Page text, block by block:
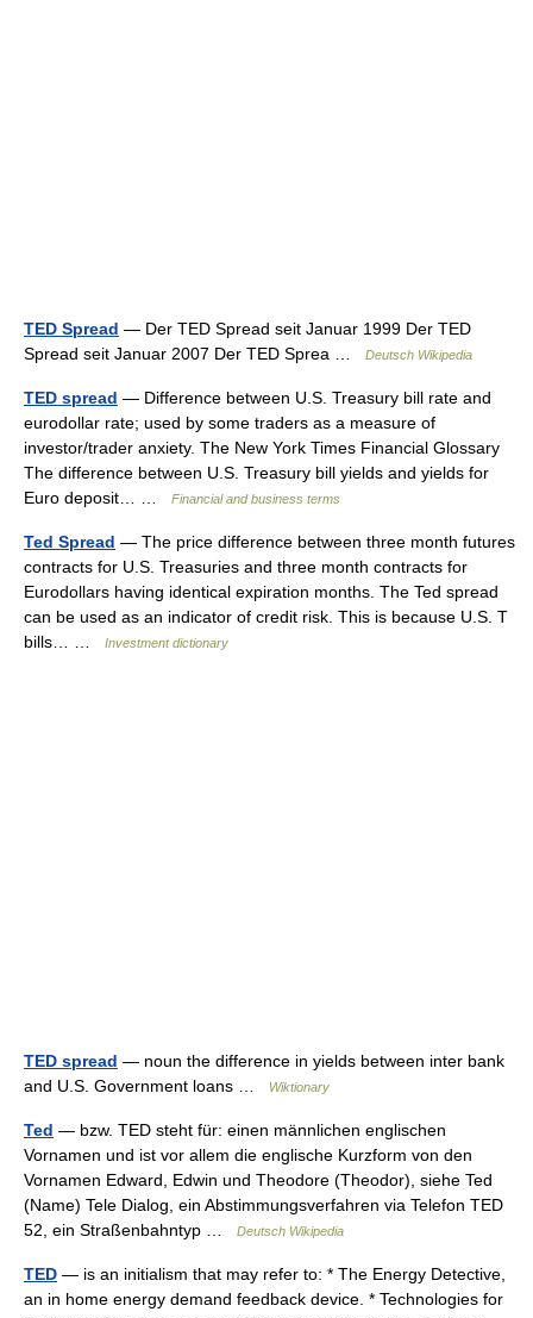
TED Spread — Der TED Spread seit Januar 1999 Der TED
Spread seit Januar 2007 Der TED Sprea …
Deutsch Wikipedia
TED spread — Difference between U.S. Treasury bill rate and
eurodollar rate; used by some traders as a measure of
investor/trader anxiety. The New York Times Financial Glossary
The difference between U.S. Treasury bill yields and yields for
Euro deposit… …
Financial and business terms
Ted Spread — The price difference between three month futures
contracts for U.S. Treasuries and three month contracts for
Eurodollars having identical expiration months. The Ted spread
can be used as an indicator of credit risk. This is because U.S. T
bills… …
Investment dictionary
TED spread — noun the difference in yields between inter bank
and U.S. Government loans …
Wiktionary
Ted — bzw. TED steht für: einen männlichen englischen
Vornamen und ist vor allem die englische Kurzform von den
Vornamen Edward, Edwin und Theodore (Theodor), siehe Ted
(Name) Tele Dialog, ein Abstimmungsverfahren via Telefon TED
52, ein Straßenbahntyp …
Deutsch Wikipedia
TED — is an initialism that may refer to: * The Energy Detective,
an in home energy demand feedback device. * Technologies for